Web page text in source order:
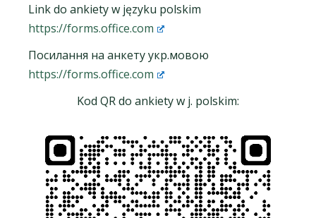
Link do ankiety w języku polskim
https://forms.office.com
Посилання на анкету укр.мовою
https://forms.office.com
Kod QR do ankiety w j. polskim: